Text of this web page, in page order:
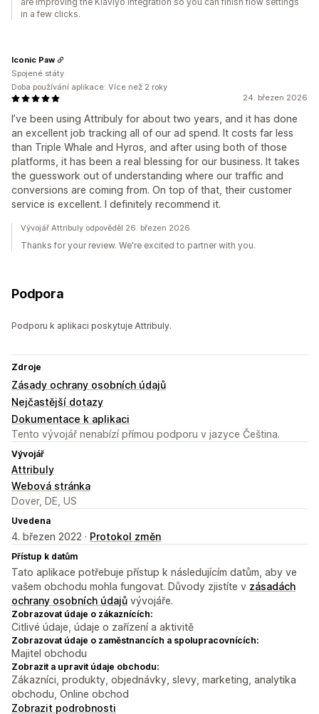
in a few clicks.
24. březen 2026
I’ve been using Attribuly for about two years, and it has done
an excellent job tracking all of our ad spend. It costs far less
than Triple Whale and Hyros, and after using both of those
platforms, it has been a real blessing for our business. It takes
the guesswork out of understanding where our traffic and
conversions are coming from. On top of that, their customer
service is excellent. I definitely recommend it.
Iconic Paw
Spojené státy
Doba používání aplikace: Více než 2 roky
Vývojář Attribuly odpověděl 26. březen 2026
Thanks for your review. We're excited to partner with you.
Podpora
Podporu k aplikaci poskytuje Attribuly.
Zdroje
Zásady ochrany osobních údajů
Nejčastější dotazy
Dokumentace k aplikaci
Tento vývojář nenabízí přímou podporu v jazyce Čeština.
Vývojář
Attribuly
Webová stránka
Dover, DE, US
Uvedena
4. březen 2022 · Protokol změn
Přístup k datům
Tato aplikace potřebuje přístup k následujícím datům, aby ve
vašem obchodu mohla fungovat. Důvody zjistíte v zásadách
ochrany osobních údajů vývojáře.
Zobrazovat údaje o zákaznících:
Citlivé údaje, údaje o zařízení a aktivitě
Zobrazovat údaje o zaměstnancích a spolupracovnících:
Majitel obchodu
Zobrazit a upravit údaje obchodu:
Zákazníci, produkty, objednávky, slevy, marketing, analytika
obchodu, Online obchod
Zobrazit podrobnosti